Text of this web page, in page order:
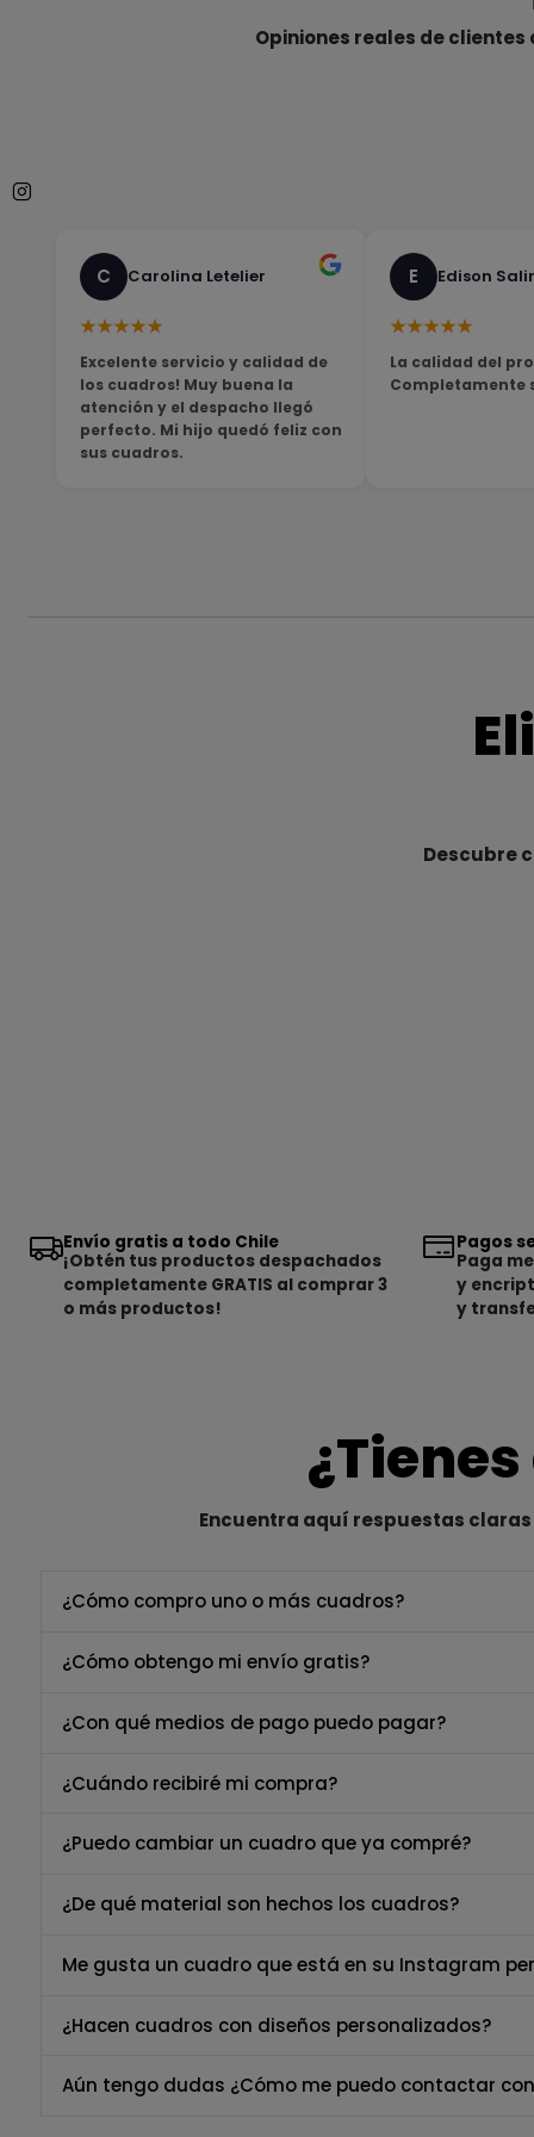
Opiniones reales de
C Carolina Letelier
★★★★★
Excelente servicio y calidad de
los cuadros! Muy buena la
atención y el despacho llegó
perfecto. Mi hijo quedó feliz con
sus cuadros.
E Edison
★★★★★
La calidad del
Completamente
Descubre
Envío gratis a todo Chile
¡Obtén tus productos despachados
completamente GRATIS al comprar 3
o más productos!
Pagos
Paga
y
y
Encuentra aquí respuestas
¿Cómo compro uno o más cuadros?
¿Cómo obtengo mi envío gratis?
¿Con qué medios de pago puedo pagar?
¿Cuándo recibiré mi compra?
¿Puedo cambiar un cuadro que ya compré?
¿De qué material son hechos los cuadros?
Me gusta un cuadro que está en su Instagram
¿Hacen cuadros con diseños personalizados?
Aún tengo dudas ¿Cómo me puedo contactar